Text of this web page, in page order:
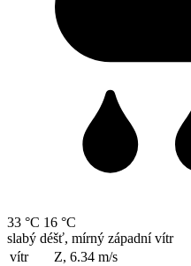
33 °C 16 °C
slabý déšť, mírný západní vítr
vítr
Z, 6.34 m/s